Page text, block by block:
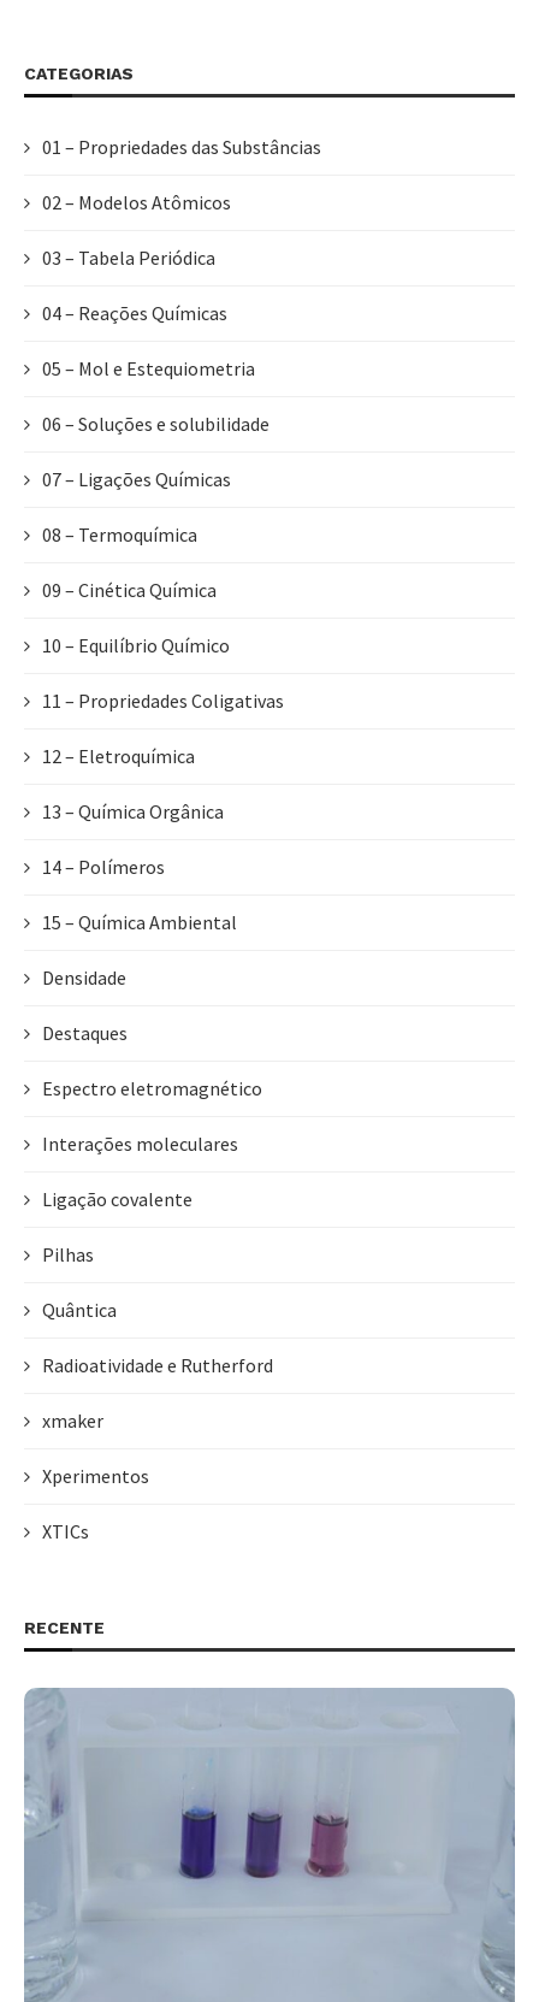
CATEGORIAS
01 – Propriedades das Substâncias
02 – Modelos Atômicos
03 – Tabela Periódica
04 – Reações Químicas
05 – Mol e Estequiometria
06 – Soluções e solubilidade
07 – Ligações Químicas
08 – Termoquímica
09 – Cinética Química
10 – Equilíbrio Químico
11 – Propriedades Coligativas
12 – Eletroquímica
13 – Química Orgânica
14 – Polímeros
15 – Química Ambiental
Densidade
Destaques
Espectro eletromagnético
Interações moleculares
Ligação covalente
Pilhas
Quântica
Radioatividade e Rutherford
xmaker
Xperimentos
XTICs
RECENTE